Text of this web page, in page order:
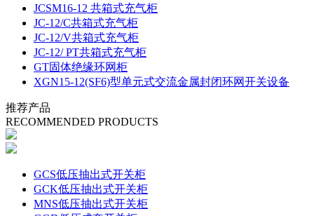
JCSM16-12 共箱式充气柜
JC-12/C共箱式充气柜
JC-12/V共箱式充气柜
JC-12/ PT共箱式充气柜
GT固体绝缘环网柜
XGN15-12(SF6)型单元式交流金属封闭环网开关设备
推荐产品
RECOMMENDED PRODUCTS
GCS低压抽出式开关柜
GCK低压抽出式开关柜
MNS低压抽出式开关柜